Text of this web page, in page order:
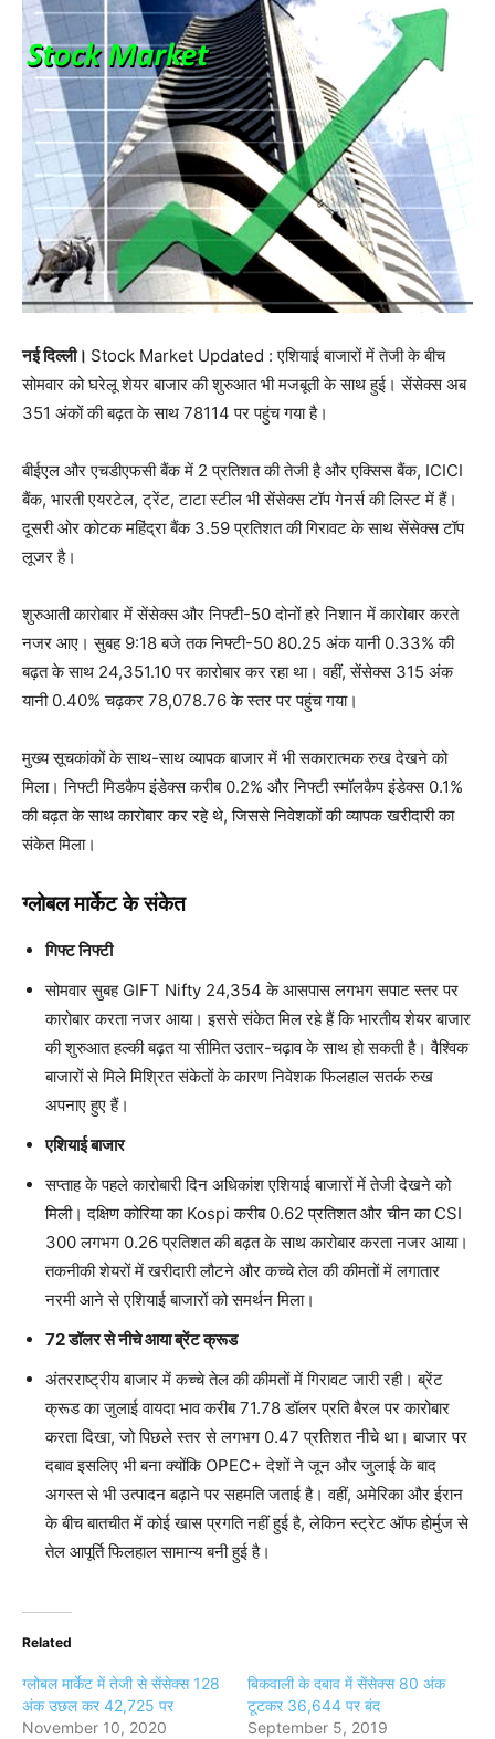
नई दिल्ली। Stock Market Updated : एशियाई बाजारों में तेजी के बीच
सोमवार को घरेलू शेयर बाजार की शुरुआत भी मजबूती के साथ हुई। सेंसेक्स अब
351 अंकों की बढ़त के साथ 78114 पर पहुंच गया है।
बीईएल और एचडीएफसी बैंक में 2 प्रतिशत की तेजी है और एक्सिस बैंक, ICICI
बैंक, भारती एयरटेल, ट्रेंट, टाटा स्टील भी सेंसेक्स टॉप गेनर्स की लिस्ट में हैं।
दूसरी ओर कोटक महिंद्रा बैंक 3.59 प्रतिशत की गिरावट के साथ सेंसेक्स टॉप
लूजर है।
शुरुआती कारोबार में सेंसेक्स और निफ्टी-50 दोनों हरे निशान में कारोबार करते
नजर आए। सुबह 9:18 बजे तक निफ्टी-50 80.25 अंक यानी 0.33% की
बढ़त के साथ 24,351.10 पर कारोबार कर रहा था। वहीं, सेंसेक्स 315 अंक
यानी 0.40% चढ़कर 78,078.76 के स्तर पर पहुंच गया।
मुख्य सूचकांकों के साथ-साथ व्यापक बाजार में भी सकारात्मक रुख देखने को
मिला। निफ्टी मिडकैप इंडेक्स करीब 0.2% और निफ्टी स्मॉलकैप इंडेक्स 0.1%
की बढ़त के साथ कारोबार कर रहे थे, जिससे निवेशकों की व्यापक खरीदारी का
संकेत मिला।
ग्लोबल मार्केट के संकेत
गिफ्ट निफ्टी
सोमवार सुबह GIFT Nifty 24,354 के आसपास लगभग सपाट स्तर पर
कारोबार करता नजर आया। इससे संकेत मिल रहे हैं कि भारतीय शेयर बाजार
की शुरुआत हल्की बढ़त या सीमित उतार-चढ़ाव के साथ हो सकती है। वैश्विक
बाजारों से मिले मिश्रित संकेतों के कारण निवेशक फिलहाल सतर्क रुख
अपनाए हुए हैं।
एशियाई बाजार
सप्ताह के पहले कारोबारी दिन अधिकांश एशियाई बाजारों में तेजी देखने को
मिली। दक्षिण कोरिया का Kospi करीब 0.62 प्रतिशत और चीन का CSI
300 लगभग 0.26 प्रतिशत की बढ़त के साथ कारोबार करता नजर आया।
तकनीकी शेयरों में खरीदारी लौटने और कच्चे तेल की कीमतों में लगातार
नरमी आने से एशियाई बाजारों को समर्थन मिला।
72 डॉलर से नीचे आया ब्रेंट क्रूड
अंतरराष्ट्रीय बाजार में कच्चे तेल की कीमतों में गिरावट जारी रही। ब्रेंट
क्रूड का जुलाई वायदा भाव करीब 71.78 डॉलर प्रति बैरल पर कारोबार
करता दिखा, जो पिछले स्तर से लगभग 0.47 प्रतिशत नीचे था। बाजार पर
दबाव इसलिए भी बना क्योंकि OPEC+ देशों ने जून और जुलाई के बाद
अगस्त से भी उत्पादन बढ़ाने पर सहमति जताई है। वहीं, अमेरिका और ईरान
के बीच बातचीत में कोई खास प्रगति नहीं हुई है, लेकिन स्ट्रेट ऑफ होर्मुज से
तेल आपूर्ति फिलहाल सामान्य बनी हुई है।
Related
ग्लोबल मार्केट में तेजी से सेंसेक्स 128
अंक उछल कर 42,725 पर
November 10, 2020
बिकवाली के दबाव में सेंसेक्स 80 अंक
टूटकर 36,644 पर बंद
September 5, 2019